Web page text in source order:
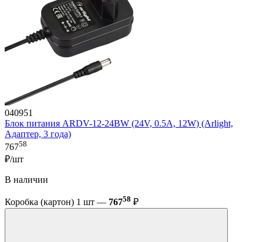
040951
Блок питания ARDV-12-24BW (24V, 0.5A, 12W) (Arlight,
Адаптер, 3 года)
76758
₽/шт
В наличии
Коробка (картон) 1 шт — 76758 ₽